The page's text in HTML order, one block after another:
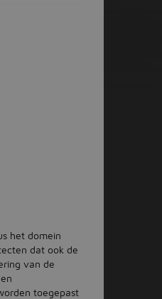
het domein
dat ook de
van de
toegepast